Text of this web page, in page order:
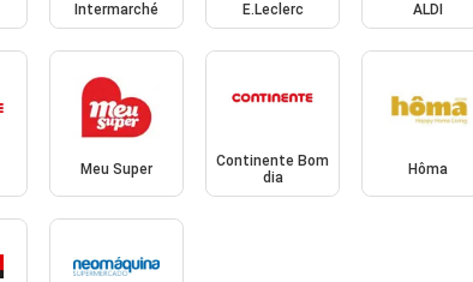
Intermarché E.Leclerc ALDI
Meu Super
Continente Bom
dia
Hôma